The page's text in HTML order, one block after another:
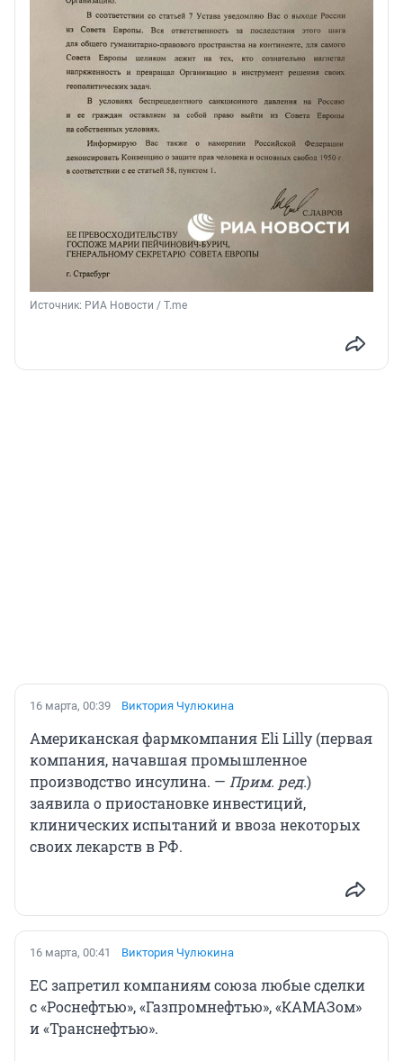
Источник: РИА Новости / T.me
16 марта, 00:39 Виктория Чулюкина
Американская фармкомпания Eli Lilly (первая
компания, начавшая промышленное
производство инсулина. — Прим. ред.)
заявила о приостановке инвестиций,
клинических испытаний и ввоза некоторых
своих лекарств в РФ.
16 марта, 00:41 Виктория Чулюкина
ЕС запретил компаниям союза любые сделки
с «Роснефтью», «Газпромнефтью», «КАМАЗом»
и «Транснефтью».